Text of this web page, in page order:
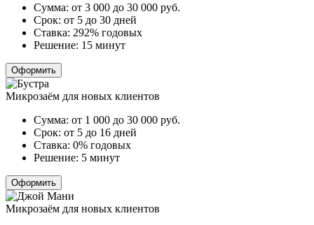
Сумма: от 3 000 до 30 000 руб.
Срок: от 5 до 30 дней
Ставка: 292% годовых
Решение: 15 минут
Оформить
Микрозаём для новых клиентов
Сумма: от 1 000 до 30 000 руб.
Срок: от 5 до 16 дней
Ставка: 0% годовых
Решение: 5 минут
Оформить
Микрозаём для новых клиентов